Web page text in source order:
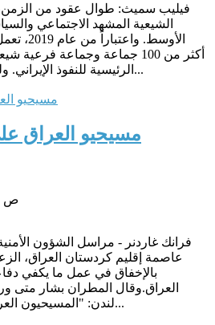
فيليب سميث: طوال عقود من
الشيعية المشهد الاجتماعي
الأوسط.
أكثر من 100 جماعة وجماعة
الرئيسية للنفوذ الإيراني. ولكن على الرغم من مدى تع...
مسيحيو العراق
03/06/2019 02:28:00 ص
فرانك غاردنر - مراسل الشؤون
عاصمة إقليم كردستان العراق،
بالإخفاق في عمل ما يكفي
العراق.وقال المطران بشار
لندن: "المسيحيون العراقيون على وشك الانقراض...